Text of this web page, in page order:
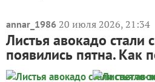
annar_1986 20 июля 2026, 21:34
Листья авокадо стали
появились пятна. Как